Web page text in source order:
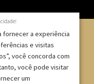
| Rua Serra de
SP – CNPJ:
fornecer a experiência
e visitas
você concorda com
você pode visitar
um